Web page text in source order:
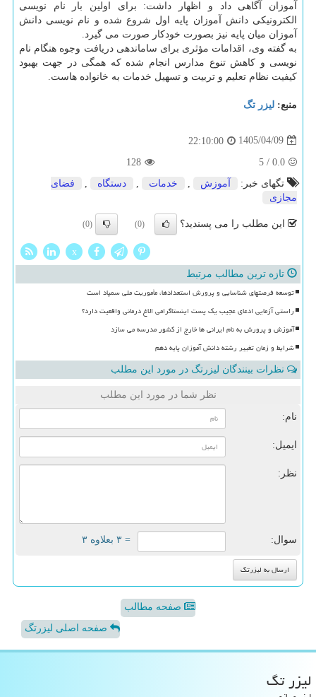
آموزان آگاهی داد و اظهار داشت: برای اولین بار نام نویسی
الکترونیکی دانش آموزان پایه اول شروع شده و نام نویسی دانش
آموزان میان پایه نیز بصورت خودکار صورت می گیرد.
به گفته وی، اقدامات مؤثری برای ساماندهی دریافت وجوه هنگام نام
نویسی و کاهش تنوع مدارس انجام شده که همگی در جهت بهبود
کیفیت نظام تعلیم و تربیت و تسهیل خدمات به خانواده هاست.
منبع: لیزر تگ
1405/04/09
22:10:00
0.0
/
5
128
تگهای خبر:
آموزش , خدمات , دستگاه ,
فضای
مجازی
این مطلب را می پسندید؟ (0)
(0)
x
تازه ترین مطالب مرتبط
توسعه فرصتهای شناسایی و پرورش استعدادها، مأموریت ملی سمپاد است
راستی آزمایی ادعای عجیب یک پست اینستاگرامی الاغ درمانی واقعیت دارد؟
آموزش و پرورش به نام ایرانی ها خارج از کشور مدرسه می سازد
شرایط و زمان تغییر رشته دانش آموزان پایه دهم
نظرات بینندگان لیزرتگ در مورد این مطلب
نظر شما در مورد این مطلب
نام:
ایمیل:
نظر:
سوال: = ۳ بعلاوه ۳
صفحه مطالب
صفحه اصلی لیزرتگ
لیزر تگ